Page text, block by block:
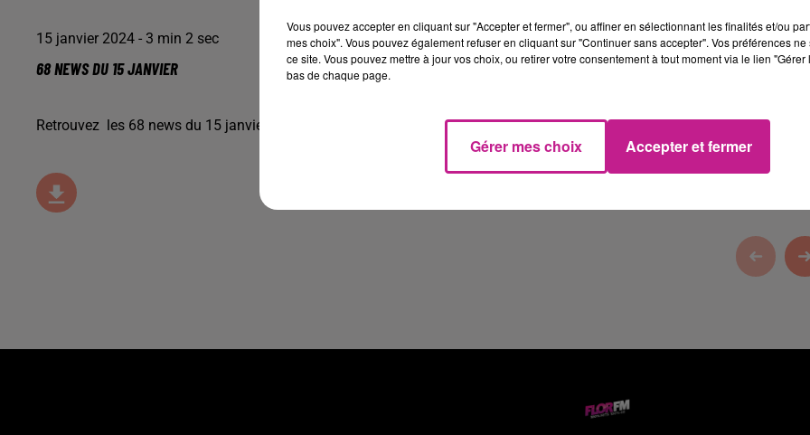
15 janvier 2024 - 3 min 2 sec
68 NEWS DU 15 JANVIER
Retrouvez les 68 news du 15 janvier avec , constructeur de maisons dans le Haut-Rhin.
Vous pouvez accepter en cliquant sur "Accepter et fermer", ou affiner en sélectionnant les finalités et/ou
mes choix". Vous pouvez également refuser en cliquant sur "Continuer sans accepter". Vos préférences
ce site. Vous pouvez mettre à jour vos choix, ou retirer votre consentement à tout moment via le lien
bas de chaque page.
Gérer mes choix Accepter et fermer